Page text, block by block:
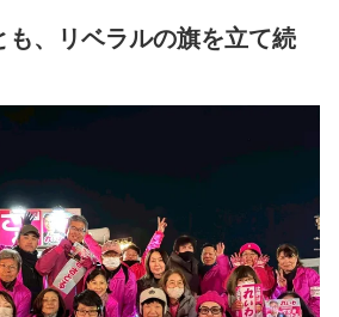
も、リベラルの旗を立て続